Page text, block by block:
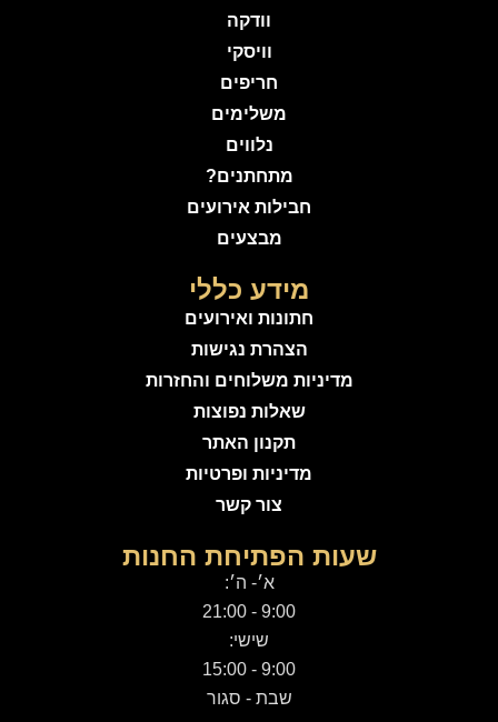
וודקה
וויסקי
חריפים
משלימים
נלווים
מתחתנים?
חבילות אירועים
מבצעים
מידע כללי
חתונות ואירועים
הצהרת נגישות
מדיניות משלוחים והחזרות
שאלות נפוצות
תקנון האתר
מדיניות ופרטיות
צור קשר
שעות הפתיחת החנות
א׳- ה׳:
9:00 - 21:00
שישי:
9:00 - 15:00
שבת - סגור